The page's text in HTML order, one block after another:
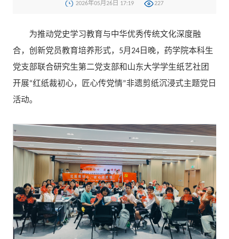
2026年05月26日 17:19 227
为推动党史学习教育与中华优秀传统文化深度融
合，创新党员教育培养形式，5月24日晚，药学院本科生
党支部联合研究生第二党支部和山东大学学生纸艺社团
开展“红纸裁初心，匠心传党情”非遗剪纸沉浸式主题党日
活动。